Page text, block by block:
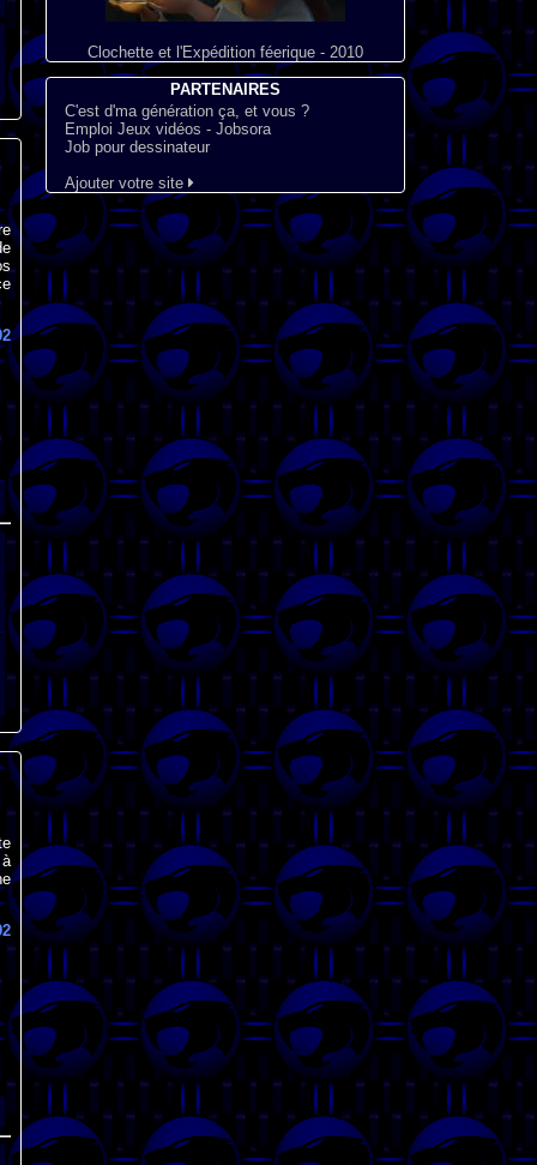
Clochette et l'Expédition féerique - 2010
PARTENAIRES
C'est d'ma génération ça, et vous ?
Emploi Jeux vidéos - Jobsora
Job pour dessinateur
Ajouter votre site